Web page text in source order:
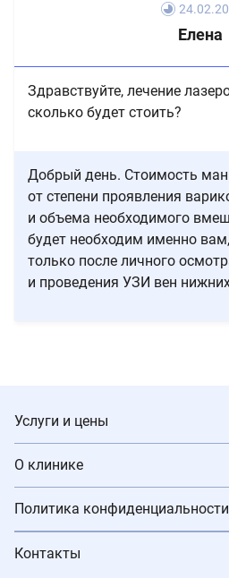
Елена
Здравствуйте, лечение
сколько будет стоить?
Добрый день. Стоимость
от степени проявления
и объема необходимого
будет необходим именно
только после личного
и проведения УЗИ вен
Услуги и цены
О клинике
Политика конфиденциальности
Контакты